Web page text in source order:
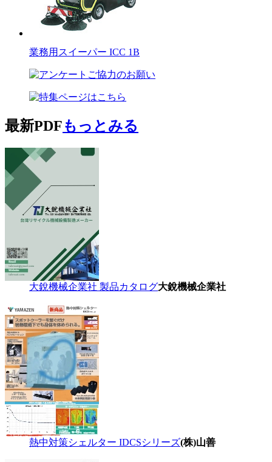
業務用スイーパー ICC 1B
最新PDFもっとみる
大銳機械企業社 製品カタログ大銳機械企業社
熱中対策シェルター IDCSシリーズ(株)山善